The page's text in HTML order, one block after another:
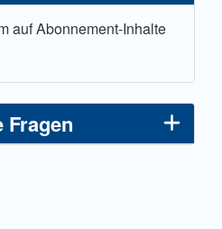
auf Abonnement-Inhalte
Fragen